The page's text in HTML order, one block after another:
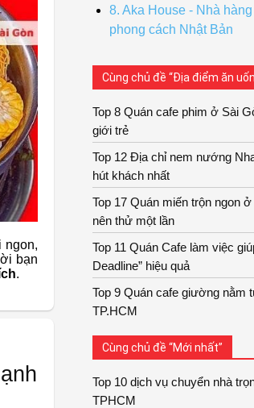
ngon,
bạn
.
8. Aka House - Nhà
phong cách Nhật Bản
Cùng chủ đề “Địa điểm ăn
Top 8 Quán cafe phim ở Sài
giới trẻ
Top 12 Địa chỉ nem nướng
hút khách nhất
Top 17 Quán miến trộn ngon
nên thử một lần
Top 11 Quán Cafe làm việc
Deadline” hiệu quả
Top 9 Quán cafe giường nằm
TP.HCM
Cùng chủ đề “Mới nhất”
Top 10 dịch vụ chuyển nhà
TPHCM